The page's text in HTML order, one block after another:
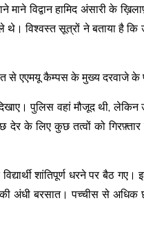
माने विद्वान हामिद अंसारी के
विश्वस्त सूत्रों ने बताया है कि
से एएमयू कैम्पस के मुख्य दरवाजे
पुलिस वहां मौजूद थी,
देर के लिए कुछ तत्वों को
शांतिपूर्ण धरने पर बैठ
अंधी बरसात। पच्चीस से अधिक